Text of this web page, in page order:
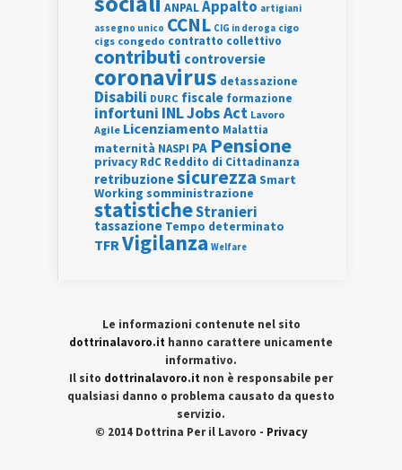
ANPALAppalto artigiani
assegno unico CCNL CIG in deroga cigo
cigs congedo contratto collettivo
contributi controversie
coronavirus detassazione
Disabili DURC fiscale formazione
infortuni INLJobs Act Lavoro
Agile Licenziamento Malattia
maternità NASPI PA Pensione
privacy RdC Reddito di Cittadinanza
retribuzionesicurezza Smart
Working somministrazione
statisticheStranieri
tassazione Tempo determinato
TFR Vigilanza Welfare
Le informazioni contenute nel sito
dottrinalavoro.it hanno carattere unicamente
informativo.
Il sito dottrinalavoro.it non è responsabile per
qualsiasi danno o problema causato da questo
servizio.
© 2014 Dottrina Per il Lavoro - Privacy